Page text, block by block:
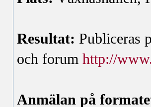
Resultat: Publiceras
och forumhttp://
Anmälan på